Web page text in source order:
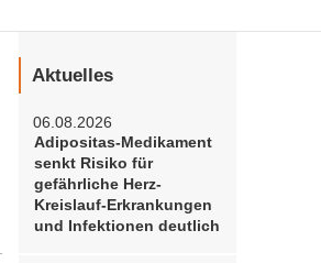
Aktuelles
06.08.2026
Adipositas-Medikament
senkt Risiko für
gefährliche Herz-
Kreislauf-Erkrankungen
und Infektionen deutlich